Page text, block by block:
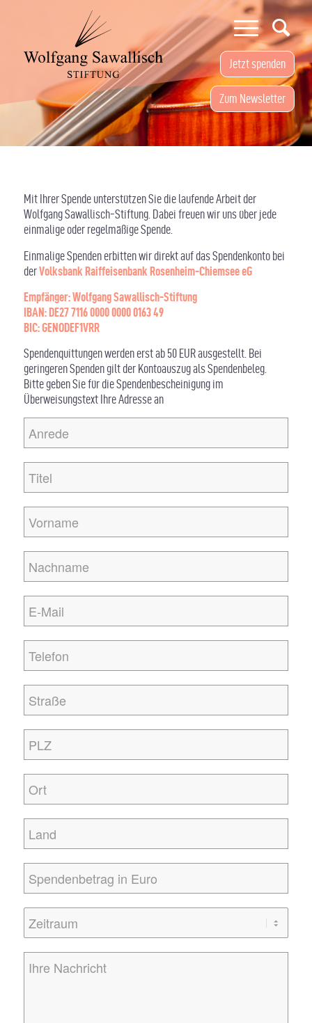
Zum Newsletter
Jetzt spenden
Mit Ihrer Spende unterstützen Sie die laufende Arbeit der
Wolfgang Sawallisch-Stiftung. Dabei freuen wir uns über jede
einmalige oder regelmäßige Spende.
Einmalige Spenden erbitten wir direkt auf das Spendenkonto bei
derVolksbank Raiffeisenbank Rosenheim-Chiemsee eG
Empfänger: Wolfgang Sawallisch-Stiftung
IBAN: DE27 7116 0000 0000 0163 49
BIC: GENODEF1VRR
Spendenquittungen werden erst ab 50 EUR ausgestellt. Bei
geringeren Spenden gilt der Kontoauszug als Spendenbeleg.
Bitte geben Sie für die Spendenbescheinigung im
Überweisungstext Ihre Adresse an